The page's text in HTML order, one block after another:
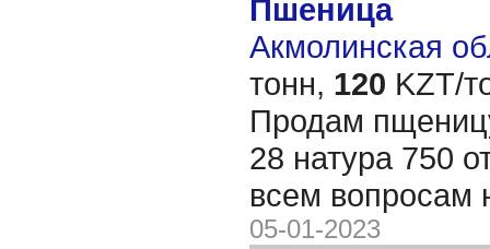
Пшеница
Акмолинская
тонн, 120 KZT/
Продам
28 натура 750
всем вопросам
05-01-2023